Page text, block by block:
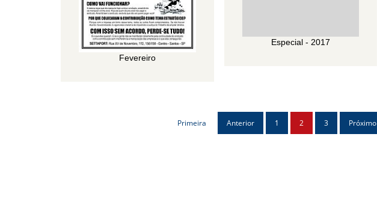
Fevereiro
Especial - 2017
Primeira Anterior 1 2 3 Próximo